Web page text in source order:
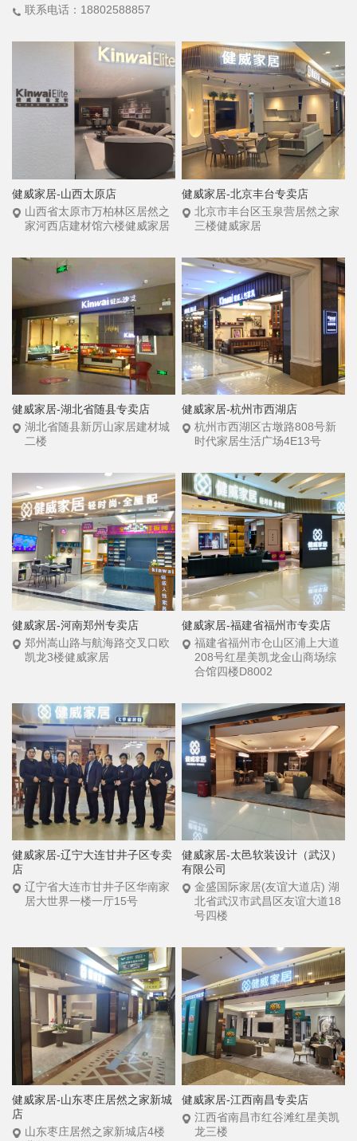
联系电话：18802588857
健威家居-山西太原店
山西省太原市万柏林区居然之
家河西店建材馆六楼健威家居
健威家居-北京丰台专卖店
北京市丰台区玉泉营居然之家
三楼健威家居
健威家居-湖北省随县专卖店
湖北省随县新厉山家居建材城
二楼
健威家居-杭州市西湖店
杭州市西湖区古墩路808号新
时代家居生活广场4E13号
健威家居-河南郑州专卖店
郑州嵩山路与航海路交叉口欧
凯龙3楼健威家居
健威家居-福建省福州市专卖店
福建省福州市仓山区浦上大道
208号红星美凯龙金山商场综
合馆四楼D8002
健威家居-辽宁大连甘井子区专卖
店
辽宁省大连市甘井子区华南家
居大世界一楼一厅15号
健威家居-太邑软装设计（武汉）
有限公司
金盛国际家居(友谊大道店) 湖
北省武汉市武昌区友谊大道18
号四楼
健威家居-山东枣庄居然之家新城
店
山东枣庄居然之家新城店4楼
健威家居-江西南昌专卖店
江西省南昌市红谷滩红星美凯
龙三楼